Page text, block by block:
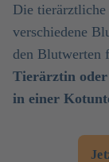
Die
verschiedene
den Blutwerten
Tierärztin
in einer